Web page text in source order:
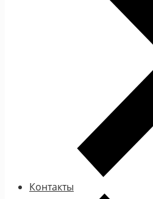
Контакты